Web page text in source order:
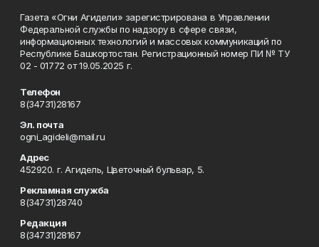
Газета «Огни Агидели» зарегистрирована в Управлении
Федеральной службы по надзору в сфере связи,
информационных технологий и массовых коммуникаций по
Республике Башкортостан. Регистрационный номер ПИ № ТУ
02 - 01772 от 19.05.2025 г.
Телефон
8(34731)28167
Эл. почта
ogni_agideli@mail.ru
Адрес
452920. г. Агидель, Цветочный бульвар, 5.
Рекламная служба
8(34731)28740
Редакция
8(34731)28167